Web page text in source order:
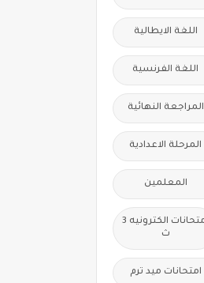
اللغة الايطالية
اللغة الفرنسية
المراجعة النهائية
المرحلة الاعدادية
المعلمين
امتحانات الكترونيه 3
ث
امتحانات ميد ترم